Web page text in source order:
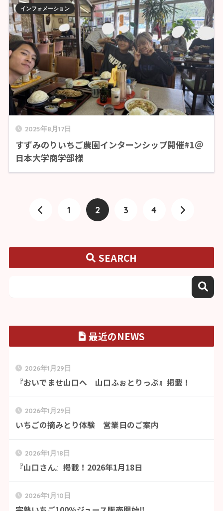
2025年8月17日
すずみのりいちご農園インターンシップ開催#1＠
日本大学商学部様
インフォメーション
1 2 3 4
SEARCH
最近のNEWS
2026年1月29日
『おいでませ山口へ 山口ふぉとりっぷ』掲載！
2026年1月29日
いちごの摘みとり体験 営業日のご案内
2026年1月18日
『山口さん』掲載！2026年1月18日
2026年1月10日